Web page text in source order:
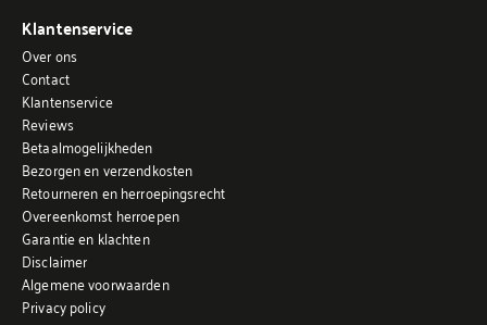
Klantenservice
Over ons
Contact
Klantenservice
Reviews
Betaalmogelijkheden
Bezorgen en verzendkosten
Retourneren en herroepingsrecht
Overeenkomst herroepen
Garantie en klachten
Disclaimer
Algemene voorwaarden
Privacy policy